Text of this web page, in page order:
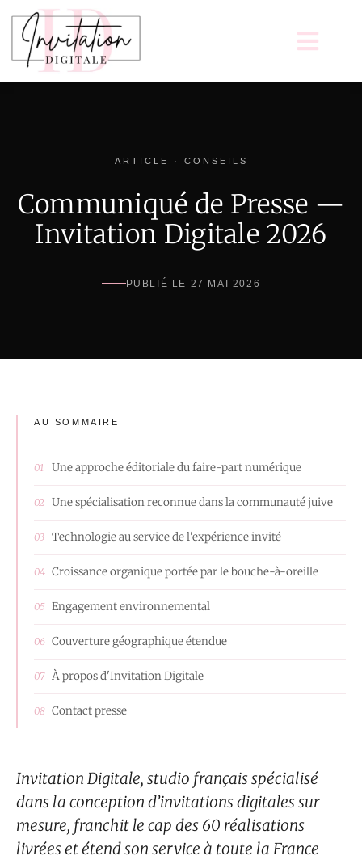
ARTICLE · CONSEILS
Communiqué de Presse —
Invitation Digitale 2026
PUBLIÉ LE 27 MAI 2026
AU SOMMAIRE
Une approche éditoriale du faire-part numérique
Une spécialisation reconnue dans la communauté juive
Technologie au service de l'expérience invité
Croissance organique portée par le bouche-à-oreille
Engagement environnemental
Couverture géographique étendue
À propos d'Invitation Digitale
Contact presse
Invitation Digitale, studio français spécialisé
dans la conception d’invitations digitales sur
mesure, franchit le cap des 60 réalisations
livrées et étend son service à toute la France